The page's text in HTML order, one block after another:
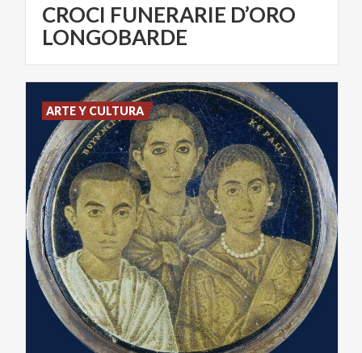
CROCI FUNERARIE D’ORO
LONGOBARDE
ARTE Y CULTURA